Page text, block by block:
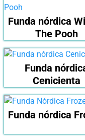
Funda nórdica
The Pooh
Funda
Cenicienta
Funda nórdica